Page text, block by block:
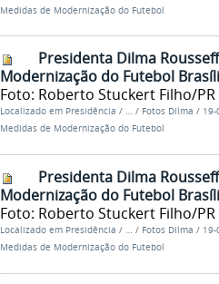
Medidas de Modernização do Futebol
Presidenta Dilma
Modernização do Futebol
Foto: Roberto Stuckert Filho/PR
Localizado em Presidência / … / Fotos Dilma /
Medidas de Modernização do Futebol
Presidenta Dilma
Modernização do Futebol
Foto: Roberto Stuckert Filho/PR
Localizado em Presidência / … / Fotos Dilma /
Medidas de Modernização do Futebol